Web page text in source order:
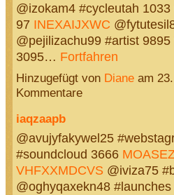
@izokam4 #cycleutah 1033
97 INEXAIJXWC
@pejilizachu99 #artist 9895
3095… Fortfahren
Hinzugefügt von Dianeam 23.
Kommentare
iaqzaapb
@avujyfakywel25
#soundcloud 3666
VHFXXMDCVS @iviza75
@oghyqaxekn48